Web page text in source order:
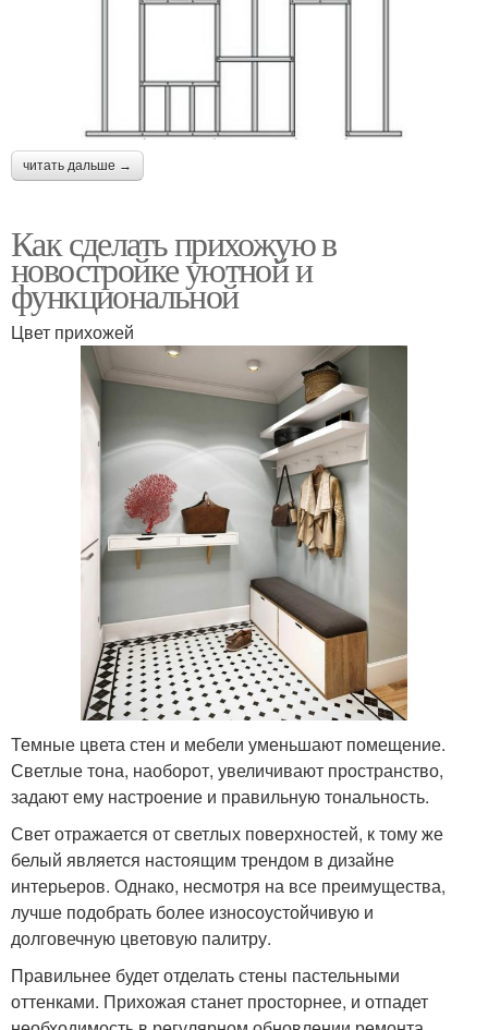
читать дальше →
Как сделать прихожую в
новостройке уютной и
функциональной
Цвет прихожей
Темные цвета стен и мебели уменьшают помещение.
Светлые тона, наоборот, увеличивают пространство,
задают ему настроение и правильную тональность.
Свет отражается от светлых поверхностей, к тому же
белый является настоящим трендом в дизайне
интерьеров. Однако, несмотря на все преимущества,
лучше подобрать более износоустойчивую и
долговечную цветовую палитру.
Правильнее будет отделать стены пастельными
оттенками. Прихожая станет просторнее, и отпадет